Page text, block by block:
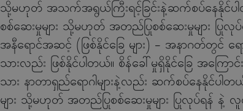
သို့မဟုတ် အသက်အရွယ်ကြီးရင့်ခြင်းနဲ့ဆက်စပ်နေနိုင်ပါ
စစ်ဆေးမှုများ သို့မဟုတ် အတည်ပြုစစ်ဆေးမှုများ ပြုလုပ်
အနီရောင်အဆင့် (ဖြစ်နိုင်ခြေ များ) - အနာဂတ်တွင် ရောဂါ
သားလည်း ဖြစ်နိုင်ပါတယ်။ စိန်ခေါ်မှုရှိနိုင်ခြေ အကြေ
သား နာတာရှည်ရောဂါများနဲ့လည်း ဆက်စပ်နေနိုင်ပ
များ သို့မဟုတ် အတည်ပြုစစ်ဆေးမှုများ ပြုလုပ်ရန် နဲ့ လူန